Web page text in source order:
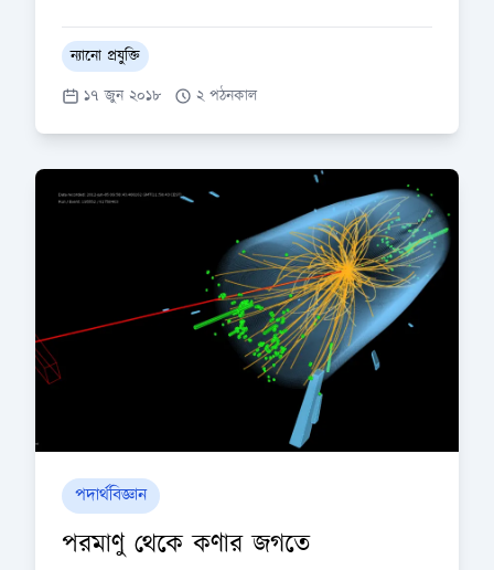
ন্যানো প্রযুক্তি
১৭ জুন ২০১৮
২ পঠনকাল
পদার্থবিজ্ঞান
পরমাণু থেকে কণার জগতে